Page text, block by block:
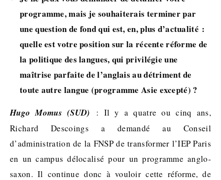
programme, mais je souhaiterais terminer par
une question de fond qui est, en, plus d’actualité :
quelle est votre position sur la récente réforme de
la politique des langues, qui privilégie une
maîtrise parfaite de l’anglais au détriment de
toute autre langue (programme Asie excepté) ?
Hugo Momus (SUD) : Il y a quatre ou cinq ans,
Richard Descoings a demandé au Conseil
d’administration de la FNSP de transformer l’IEP Paris
en un campus délocalisé pour un programme anglo-
saxon. Il continue donc à vouloir cette réforme, de